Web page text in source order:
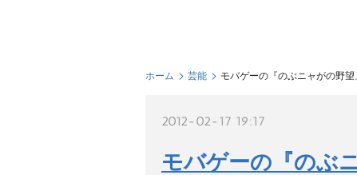
ホーム 芸能 モバゲーの『のぶニャがの野
2012-02-17 19:17
モバゲーの『のぶ